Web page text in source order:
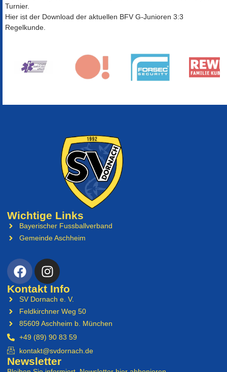
Turnier.
Hier ist der Download der aktuellen BFV G-Junioren 3:3
Regelkunde.
Wichtige Links
Bayerischer Fussballverband
Gemeinde Aschheim
Kontakt Info
SV Dornach e. V.
Feldkirchner Weg 50
85609 Aschheim b. München
+49 (89) 90 83 59
kontakt@svdornach.de
Newsletter